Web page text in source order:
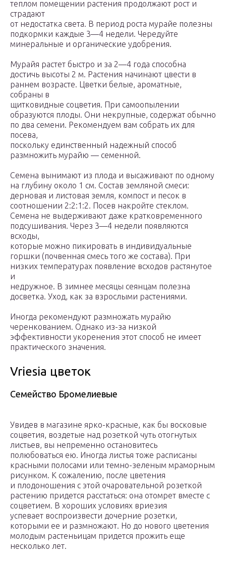
теплом помещении растения продолжают рост и
страдают
от недостатка света. В период роста мурайе полезны
подкормки каждые 3—4 недели. Чередуйте
минеральные и органические удобрения.
Мурайя растет быстро и за 2—4 года способна
достичь высоты 2 м. Растения начинают цвести в
раннем возрасте. Цветки белые, ароматные,
собраны в
щитковидные соцветия. При самоопылении
образуются плоды. Они некрупные, содержат обычно
по два семени. Рекомендуем вам собрать их для
посева,
поскольку единственный надежный способ
размножить мурайю — семенной.
Семена вынимают из плода и высаживают по одному
на глубину около 1 см. Состав земляной смеси:
дерновая и листовая земля, компост и песок в
соотношении 2:2:1:2. Посев накройте стеклом.
Семена не выдерживают даже кратковременного
подсушивания. Через 3—4 недели появляются
всходы,
которые можно пикировать в индивидуальные
горшки (почвенная смесь того же состава). При
низких температурах появление всходов растянутое
и
недружное. В зимнее месяцы сеянцам полезна
досветка. Уход, как за взрослыми растениями.
Иногда рекомендуют размножать мурайю
черенкованием. Однако из-за низкой
эффективности укоренения этот способ не имеет
практического значения.
Vriesia цветок
Семейство Бромелиевые
Увидев в магазине ярко-красные, как бы восковые
соцветия, воздетые над розеткой чуть отогнутых
листьев, вы непременно остановитесь
полюбоваться ею. Иногда листья тоже расписаны
красными полосами или темно-зеленым мраморным
рисунком. К сожалению, после цветения
и плодоношения с этой очаровательной розеткой
растению придется расстаться: она отомрет вместе с
соцветием. В хороших условиях вриезия
успевает воспроизвести дочерние розетки,
которыми ее и размножают. Но до нового цветения
молодым растеньицам придется прожить еще
несколько лет.